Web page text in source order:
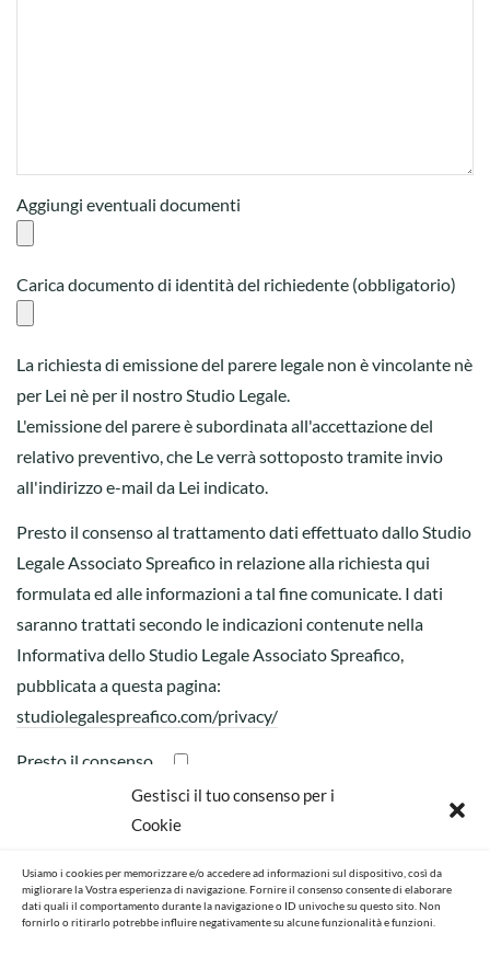
Gestisci il tuo consenso per i
Cookie
Usiamo i cookies per memorizzare e/o accedere ad informazioni sul dispositivo, così da
migliorare la Vostra esperienza di navigazione. Fornire il consenso consente di elaborare
dati quali il comportamento durante la navigazione o ID univoche su questo sito. Non
fornirlo o ritirarlo potrebbe influire negativamente su alcune funzionalità e funzioni.
Aggiungi eventuali documenti
Carica documento di identità del richiedente (obbligatorio)
La richiesta di emissione del parere legale non è vincolante nè
per Lei nè per il nostro Studio Legale.
L'emissione del parere è subordinata all'accettazione del
relativo preventivo, che Le verrà sottoposto tramite invio
all'indirizzo e-mail da Lei indicato.
Presto il consenso al trattamento dati effettuato dallo Studio
Legale Associato Spreafico in relazione alla richiesta qui
formulata ed alle informazioni a tal fine comunicate. I dati
saranno trattati secondo le indicazioni contenute nella
Informativa dello Studio Legale Associato Spreafico,
pubblicata a questa pagina:
studiolegalespreafico.com/privacy/
Presto il consenso
come vengono elaborati i tuoi dati.)